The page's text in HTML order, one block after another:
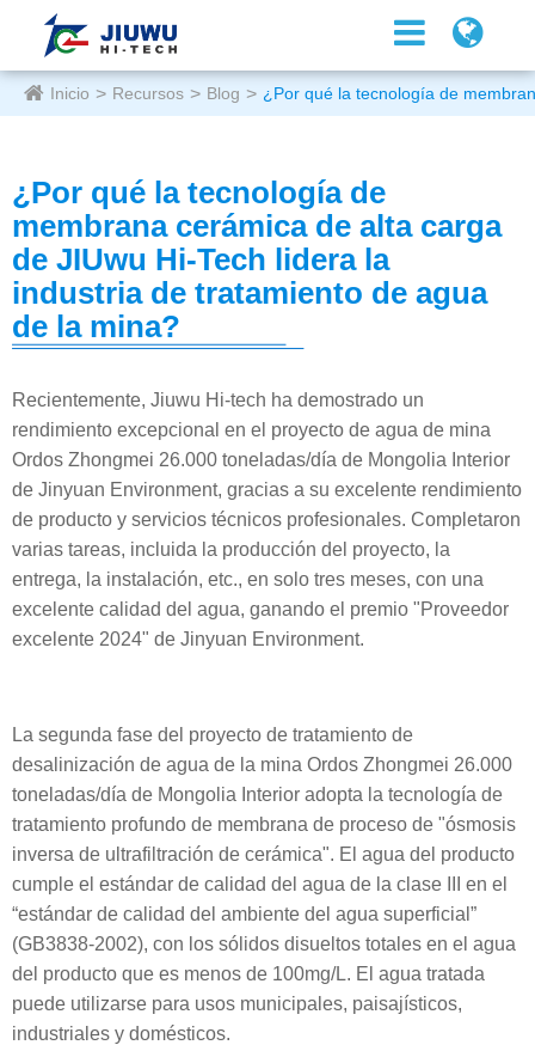
Inicio Recursos Blog ¿Por qué la tecnología de
¿Por qué la tecnología de
membrana cerámica de alta carga
de JIUwu Hi-Tech lidera la
industria de tratamiento de agua
de la mina?
Recientemente, Jiuwu Hi-tech ha demostrado un
rendimiento excepcional en el proyecto de agua de mina
Ordos Zhongmei 26.000 toneladas/día de Mongolia Interior
de Jinyuan Environment, gracias a su excelente rendimiento
de producto y servicios técnicos profesionales. Completaron
varias tareas, incluida la producción del proyecto, la
entrega, la instalación, etc., en solo tres meses, con una
excelente calidad del agua, ganando el premio "Proveedor
excelente 2024" de Jinyuan Environment.
La segunda fase del proyecto de tratamiento de
desalinización de agua de la mina Ordos Zhongmei 26.000
toneladas/día de Mongolia Interior adopta la tecnología de
tratamiento profundo de membrana de proceso de "ósmosis
inversa de ultrafiltración de cerámica". El agua del producto
cumple el estándar de calidad del agua de la clase III en el
“estándar de calidad del ambiente del agua superficial”
(GB3838-2002), con los sólidos disueltos totales en el agua
del producto que es menos de 100mg/L. El agua tratada
puede utilizarse para usos municipales, paisajísticos,
industriales y domésticos.